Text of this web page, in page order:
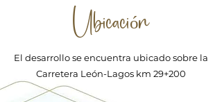
Ubicación
El desarrollo se encuentra ubicado sobre la
Carretera León-Lagos km 29+200